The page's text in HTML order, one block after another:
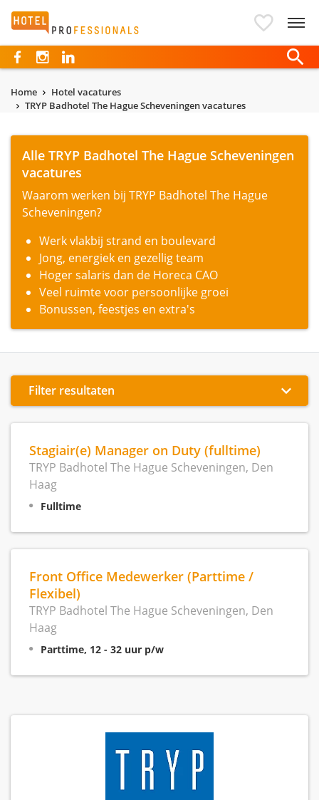
Hotelprofessionals
Home
Hotel vacatures
TRYP Badhotel The Hague Scheveningen vacatures
Alle TRYP Badhotel The Hague Scheveningen
vacatures
Waarom werken bij TRYP Badhotel The Hague
Scheveningen?
Werk vlakbij strand en boulevard
Jong, energiek en gezellig team
Hoger salaris dan de Horeca CAO
Veel ruimte voor persoonlijke groei
Bonussen, feestjes en extra's
Filter resultaten
Stagiair(e) Manager on Duty (fulltime)
TRYP Badhotel The Hague Scheveningen, Den
Haag
Fulltime
Front Office Medewerker (Parttime /
Flexibel)
TRYP Badhotel The Hague Scheveningen, Den
Haag
Parttime, 12 - 32 uur p/w